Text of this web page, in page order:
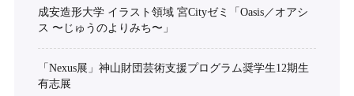
成安造形大学 イラスト領域 宮Cityゼミ「Oasis／オアシ
ス 〜じゅうのよりみち〜」
「Nexus展」神山財団芸術支援プログラム奨学生12期生
有志展